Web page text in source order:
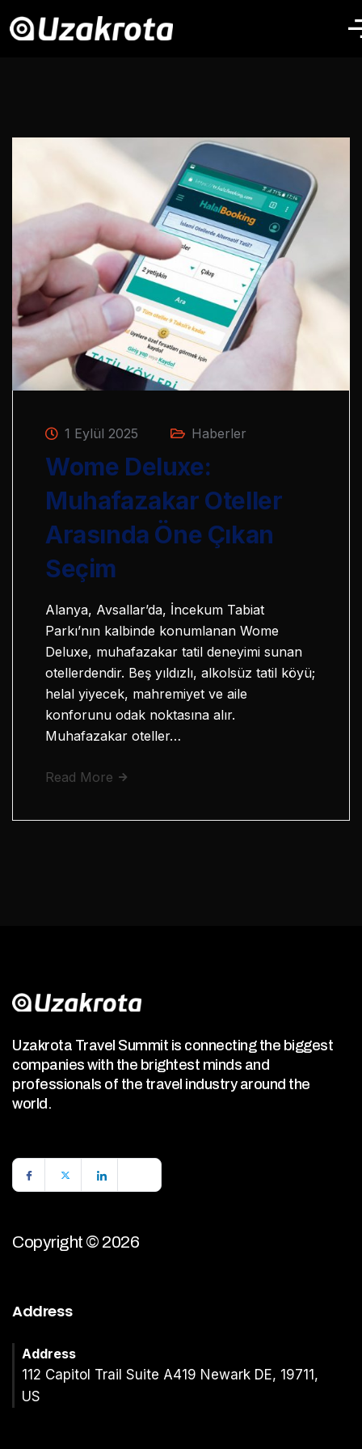
1 Eylül 2025 Haberler
Wome Deluxe:
Muhafazakar Oteller
Arasında Öne Çıkan
Seçim
Alanya, Avsallar’da, İncekum Tabiat
Parkı’nın kalbinde konumlanan Wome
Deluxe, muhafazakar tatil deneyimi sunan
otellerdendir. Beş yıldızlı, alkolsüz tatil köyü;
helal yiyecek, mahremiyet ve aile
konforunu odak noktasına alır.
Muhafazakar oteller…
Read More
Uzakrota Travel Summit is connecting the biggest
companies with the brightest minds and
professionals of the travel industry around the
world.
Copyright © 2026
Address
Address
112 Capitol Trail Suite A419 Newark DE, 19711,
US